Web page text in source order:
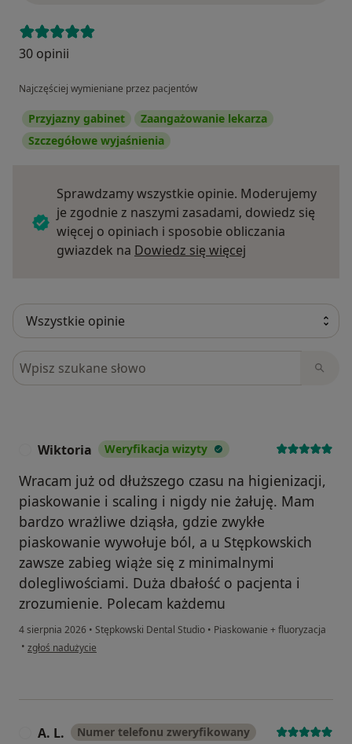
30 opinii
Najczęściej wymieniane przez pacjentów
Przyjazny gabinet
Zaangażowanie lekarza
Szczegółowe wyjaśnienia
Sprawdzamy wszystkie opinie. Moderujemy
je zgodnie z naszymi zasadami, dowiedz się
więcej o opiniach i sposobie obliczania
gwiazdek na Dowiedz się więcej
Szukaj w opiniach
Wiktoria Weryfikacja wizyty
Wracam już od dłuższego czasu na higienizacji,
piaskowanie i scaling i nigdy nie żałuję. Mam
bardzo wrażliwe dziąsła, gdzie zwykłe
piaskowanie wywołuje ból, a u Stępkowskich
zawsze zabieg wiąże się z minimalnymi
dolegliwościami. Duża dbałość o pacjenta i
zrozumienie. Polecam każdemu
4 sierpnia 2026 • Stępkowski Dental Studio • Piaskowanie + fluoryzacja
• w opinii użytkownika Wiktoria
zgłoś nadużycie
A. L. Numer telefonu zweryfikowany